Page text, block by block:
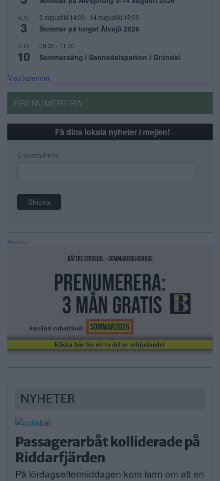
AUG
3
3 augustikl.14:00 - 14 augustikl.18:00
Sommar på torget Älvsjö 2026
AUG
10
09:30 - 11:30
Sommarsång i Sannadalsparken i Gröndal
Visa kalender
PRENUMERERA
Få dina lokala nyheter i mejlen!
E-postadress
Annons:
NYHETER
Passagerarbåt kolliderade på
Riddarfjärden
På lördagseftermiddagen kom larm om att en